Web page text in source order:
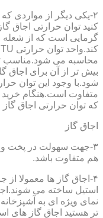
۲-یکی دیگر از مواردی که
کنید توان حرارتی اجاق
گرمایی است که از شعله
بیش تر از آن برای اجاق
شود.با وجود این توان
متفاوت است.هنگام خرید
که توان حرارتی اجاق گاز
اجاق گاز
۳-جهت سهولت در پخت و
هم متفاوت باشد.
۴-اجاق گاز ها معمولا
استیل ساخته می
نمای ویژه ای به
تر هستید اجاق گاز های